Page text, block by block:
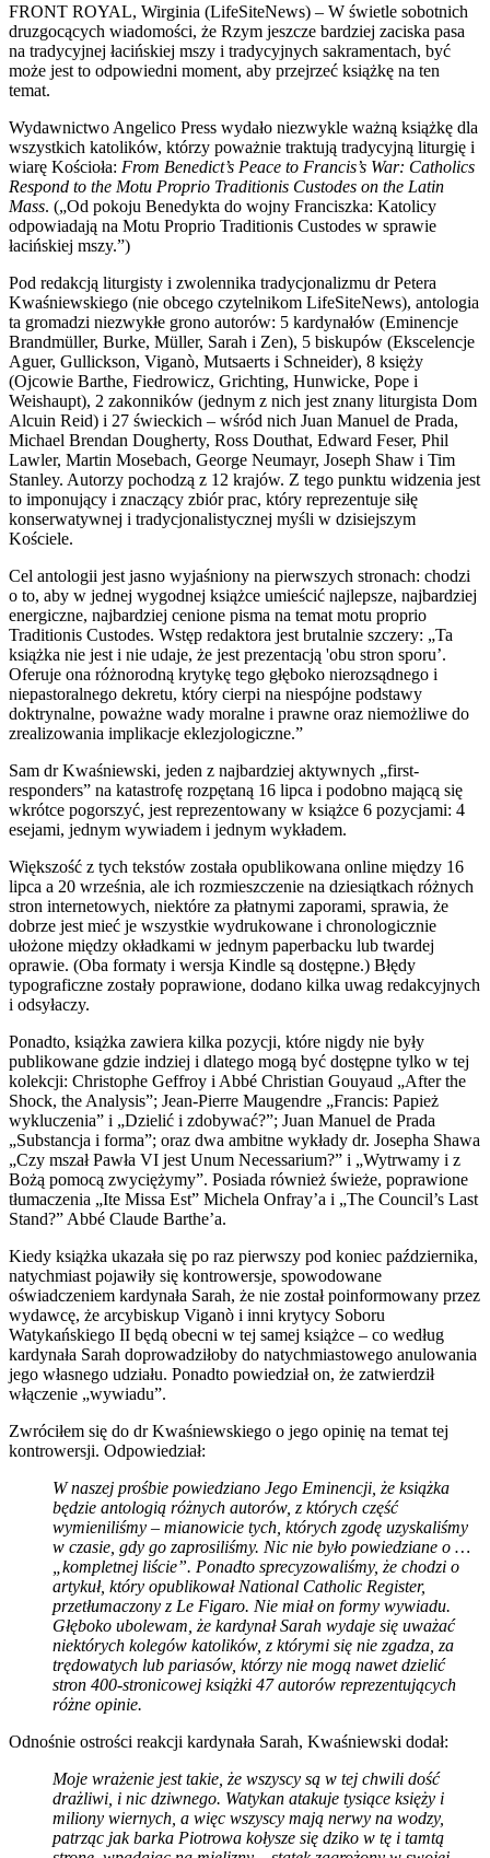
FRONT ROYAL, Wirginia (LifeSiteNews) – W świetle sobotnich
druzgocących wiadomości, że Rzym jeszcze bardziej zaciska pasa
na tradycyjnej łacińskiej mszy i tradycyjnych sakramentach, być
może jest to odpowiedni moment, aby przejrzeć książkę na ten
temat.
Wydawnictwo Angelico Press wydało niezwykle ważną książkę dla
wszystkich katolików, którzy poważnie traktują tradycyjną liturgię i
wiarę Kościoła: From Benedict’s Peace to Francis’s War: Catholics
Respond to the Motu Proprio Traditionis Custodes on the Latin
Mass. („Od pokoju Benedykta do wojny Franciszka: Katolicy
odpowiadają na Motu Proprio Traditionis Custodes w sprawie
łacińskiej mszy.”)
Pod redakcją liturgisty i zwolennika tradycjonalizmu dr Petera
Kwaśniewskiego (nie obcego czytelnikom LifeSiteNews), antologia
ta gromadzi niezwykłe grono autorów: 5 kardynałów (Eminencje
Brandmüller, Burke, Müller, Sarah i Zen), 5 biskupów (Ekscelencje
Aguer, Gullickson, Viganò, Mutsaerts i Schneider), 8 księży
(Ojcowie Barthe, Fiedrowicz, Grichting, Hunwicke, Pope i
Weishaupt), 2 zakonników (jednym z nich jest znany liturgista Dom
Alcuin Reid) i 27 świeckich – wśród nich Juan Manuel de Prada,
Michael Brendan Dougherty, Ross Douthat, Edward Feser, Phil
Lawler, Martin Mosebach, George Neumayr, Joseph Shaw i Tim
Stanley. Autorzy pochodzą z 12 krajów. Z tego punktu widzenia jest
to imponujący i znaczący zbiór prac, który reprezentuje siłę
konserwatywnej i tradycjonalistycznej myśli w dzisiejszym
Kościele.
Cel antologii jest jasno wyjaśniony na pierwszych stronach: chodzi
o to, aby w jednej wygodnej książce umieścić najlepsze, najbardziej
energiczne, najbardziej cenione pisma na temat motu proprio
Traditionis Custodes. Wstęp redaktora jest brutalnie szczery: „Ta
książka nie jest i nie udaje, że jest prezentacją 'obu stron sporu’.
Oferuje ona różnorodną krytykę tego głęboko nierozsądnego i
niepastoralnego dekretu, który cierpi na niespójne podstawy
doktrynalne, poważne wady moralne i prawne oraz niemożliwe do
zrealizowania implikacje eklezjologiczne.”
Sam dr Kwaśniewski, jeden z najbardziej aktywnych „first-
responders” na katastrofę rozpętaną 16 lipca i podobno mającą się
wkrótce pogorszyć, jest reprezentowany w książce 6 pozycjami: 4
esejami, jednym wywiadem i jednym wykładem.
Większość z tych tekstów została opublikowana online między 16
lipca a 20 września, ale ich rozmieszczenie na dziesiątkach różnych
stron internetowych, niektóre za płatnymi zaporami, sprawia, że
dobrze jest mieć je wszystkie wydrukowane i chronologicznie
ułożone między okładkami w jednym paperbacku lub twardej
oprawie. (Oba formaty i wersja Kindle są dostępne.) Błędy
typograficzne zostały poprawione, dodano kilka uwag redakcyjnych
i odsyłaczy.
Ponadto, książka zawiera kilka pozycji, które nigdy nie były
publikowane gdzie indziej i dlatego mogą być dostępne tylko w tej
kolekcji: Christophe Geffroy i Abbé Christian Gouyaud „After the
Shock, the Analysis”; Jean-Pierre Maugendre „Francis: Papież
wykluczenia” i „Dzielić i zdobywać?”; Juan Manuel de Prada
„Substancja i forma”; oraz dwa ambitne wykłady dr. Josepha Shawa
„Czy mszał Pawła VI jest Unum Necessarium?” i „Wytrwamy i z
Bożą pomocą zwyciężymy”. Posiada również świeże, poprawione
tłumaczenia „Ite Missa Est” Michela Onfray’a i „The Council’s Last
Stand?” Abbé Claude Barthe’a.
Kiedy książka ukazała się po raz pierwszy pod koniec października,
natychmiast pojawiły się kontrowersje, spowodowane
oświadczeniem kardynała Sarah, że nie został poinformowany przez
wydawcę, że arcybiskup Viganò i inni krytycy Soboru
Watykańskiego II będą obecni w tej samej książce – co według
kardynała Sarah doprowadziłoby do natychmiastowego anulowania
jego własnego udziału. Ponadto powiedział on, że zatwierdził
włączenie „wywiadu”.
Zwróciłem się do dr Kwaśniewskiego o jego opinię na temat tej
kontrowersji. Odpowiedział:
W naszej prośbie powiedziano Jego Eminencji, że książka
będzie antologią różnych autorów, z których część
wymieniliśmy – mianowicie tych, których zgodę uzyskaliśmy
w czasie, gdy go zaprosiliśmy. Nic nie było powiedziane o …
„kompletnej liście”. Ponadto sprecyzowaliśmy, że chodzi o
artykuł, który opublikował National Catholic Register,
przetłumaczony z Le Figaro. Nie miał on formy wywiadu.
Głęboko ubolewam, że kardynał Sarah wydaje się uważać
niektórych kolegów katolików, z którymi się nie zgadza, za
trędowatych lub pariasów, którzy nie mogą nawet dzielić
stron 400-stronicowej książki 47 autorów reprezentujących
różne opinie.
Odnośnie ostrości reakcji kardynała Sarah, Kwaśniewski dodał:
Moje wrażenie jest takie, że wszyscy są w tej chwili dość
drażliwi, i nic dziwnego. Watykan atakuje tysiące księży i
miliony wiernych, a więc wszyscy mają nerwy na wodzy,
patrząc jak barka Piotrowa kołysze się dziko w tę i tamtą